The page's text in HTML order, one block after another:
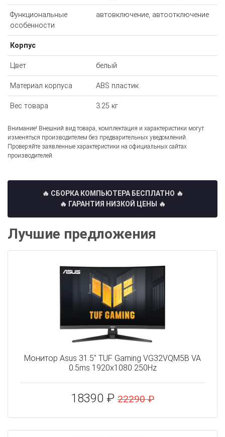
Функциональные
особенности
автовключение, автоотключение
Корпус
Цвет белый
Материал корпуса ABS пластик
Вес товара 3.25 кг
Внимание! Внешний вид товара, комплектация и характеристики могут
изменяться производителем без предварительных уведомлений.
Проверяйте заявленные характеристики на официальных сайтах
производителей.
🔥 СБОРКА КОМПЬЮТЕРА БЕСПЛАТНО 🔥
🔥 ГАРАНТИЯ НИЗКОЙ ЦЕНЫ 🔥
Лучшие предложения
Монитор Asus 31.5" TUF Gaming VG32VQM5B VA
0.5ms 1920x1080 250Hz
18390 ₽ 22290 ₽